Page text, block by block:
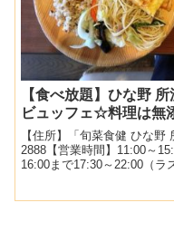
【食べ放題】ひな野
ビュッフェ☆料理は無
【住所】「旬菜食健 ひな
2888【営業時間】11:00～
16:00まで17:30～22:00（ラ